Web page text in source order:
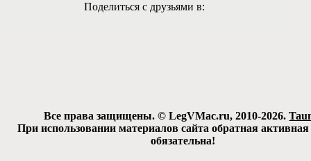
Поделиться с друзьями в:
Все права защищены. © LegVMac.ru, 2010-2026.
При использовании материалов сайта обратная
обязательна!